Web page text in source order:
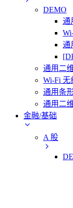
DEMO
通
通
通用二
Wi-Fi 无
通用条
通用二
金融/基础
A 股